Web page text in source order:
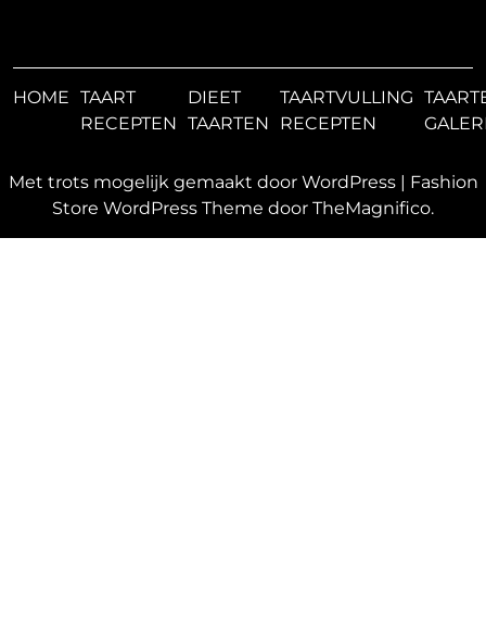
HOME TAART
RECEPTEN
DIEET
TAARTEN
TAARTVULLING
RECEPTEN
Met trots mogelijk gemaakt door WordPress | Fashion
Store WordPress Theme door TheMagnifico.